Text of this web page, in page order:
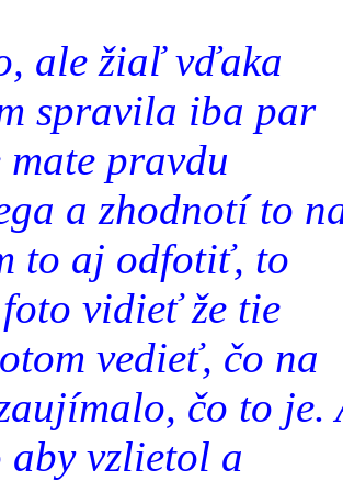
ale žiaľ vďaka
spravila iba par
pravdu
a zhodnotí to
to aj odfotiť, to
vidieť že tie
vedieť, čo na
čo to je.
aby vzlietol a